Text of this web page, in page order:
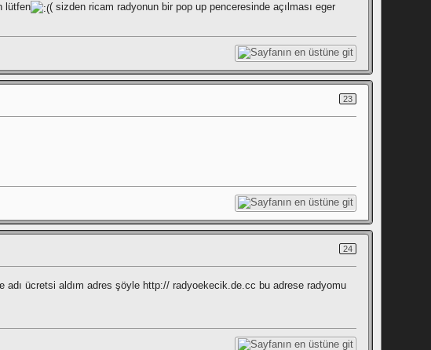
lütfen
( sizden ricam radyonun bir pop up penceresinde açılması eger
23
24
ücretsi aldım adres şöyle http:// radyoekecik.de.cc bu adrese radyomu